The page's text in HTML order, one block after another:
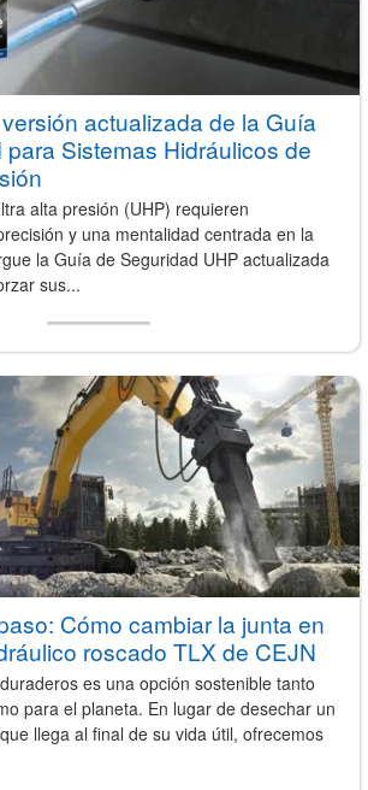
actualizada de la Guía
Sistemas Hidráulicos de
alta presión (UHP) requieren
y una mentalidad centrada en la
la Guía de Seguridad UHP actualizada
sus...
Cómo cambiar la junta en
roscado TLX de CEJN
es una opción sostenible tanto
para el planeta. En lugar de desechar un
llega al final de su vida útil, ofrecemos